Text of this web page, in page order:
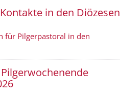
in den Diözesen
für Pilgerpastoral in den